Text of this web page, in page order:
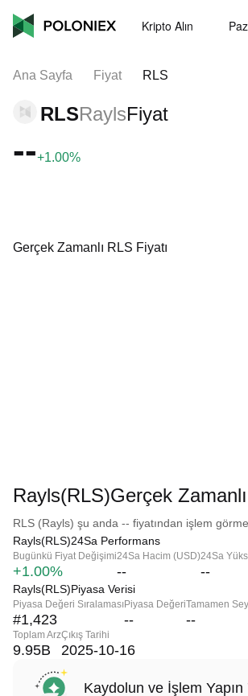
Kripto Alın
Ana Sayfa Fiyat RLS
RLSRaylsFiyat
--+1.00%
Gerçek Zamanlı RLS Fiyatı
Rayls(RLS)Gerçek
RLS (Rayls) şu anda -- fiyatından işlem
Rayls(RLS)24Sa Performans
Bugünkü Fiyat Değişimi
+1.00%
24Sa Hacim (USD)
--
24Sa
--
Rayls(RLS)Piyasa Verisi
Piyasa Değeri Sıralaması
#1,423
Piyasa Değeri
--
Tamamen
--
Toplam Arz
9.95B
Çıkış Tarihi
2025-10-16
Kaydolun ve İşlem